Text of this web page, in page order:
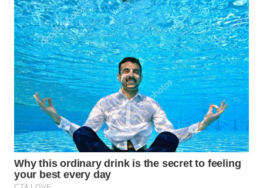
WN
KALTIM
WN
SULSEL
WN
GORONTALO
WN
SULUT
WN